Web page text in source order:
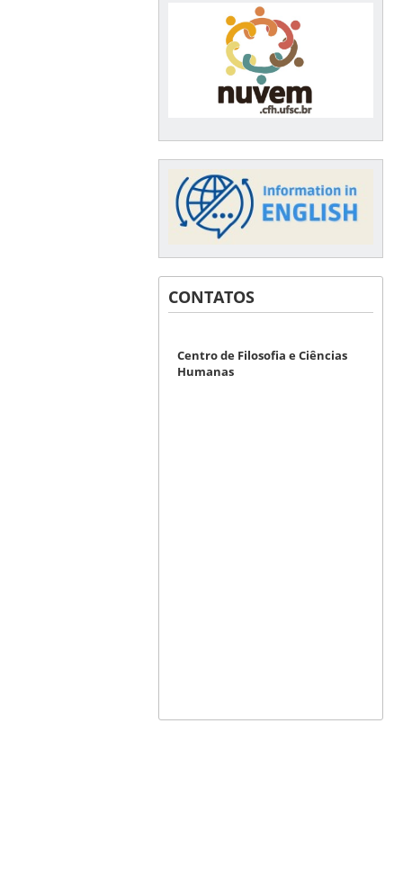
CONTATOS
Centro de Filosofia e Ciências
Humanas